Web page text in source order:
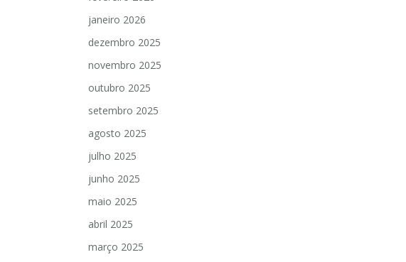
janeiro 2026
dezembro 2025
novembro 2025
outubro 2025
setembro 2025
agosto 2025
julho 2025
junho 2025
maio 2025
abril 2025
março 2025